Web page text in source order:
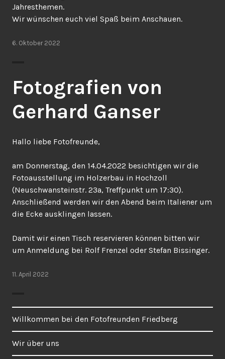
Jahresthemen.
Wir wünschen euch viel Spaß beim Anschauen.
6. Oktober 2022
Fotografien von
Gerhard Ganser
Hallo liebe Fotofreunde,
am Donnerstag, den 14.04.2022 besichtigen wir die
Fotoausstellung im Holzerbau in Hochzoll
(Neuschwansteinstr. 23a, Treffpunkt um 17:30).
Anschließend werden wir den Abend beim Italiener um
die Ecke ausklingen lassen.
Damit wir einen Tisch reservieren können bitten wir
um Anmeldung bei Rolf Frenzel oder Stefan Bissinger.
11. April 2022
Willkommen bei den Fotofreunden Friedberg
Wir über uns